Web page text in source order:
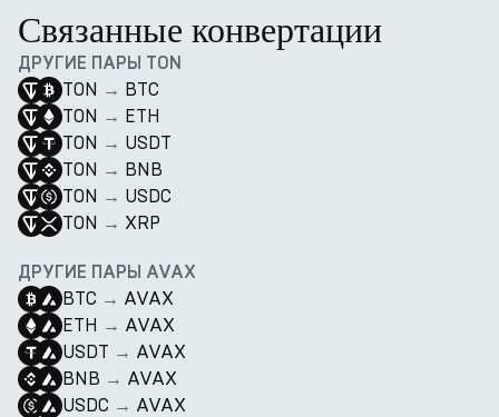
Связанные конвертации
ДРУГИЕ ПАРЫ TON
TON → BTC
TON → ETH
TON → USDT
TON → BNB
TON → USDC
TON → XRP
ДРУГИЕ ПАРЫ AVAX
BTC → AVAX
ETH → AVAX
USDT → AVAX
BNB → AVAX
USDC → AVAX